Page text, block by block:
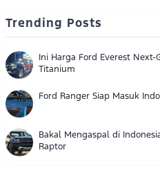
Trending Posts
Ini Harga Ford Everest Next-
Titanium
Ford Ranger Siap Masuk
Bakal Mengaspal di
Raptor